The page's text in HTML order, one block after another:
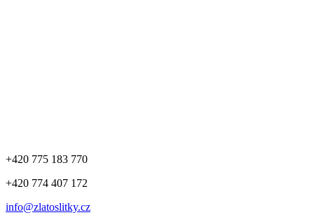
+420 775 183 770
+420 774 407 172
info@zlatoslitky.cz